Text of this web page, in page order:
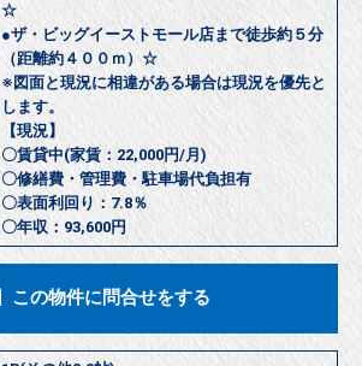
☆
●ザ・ビッグイーストモール店まで徒歩約５分
（距離約４００ｍ）☆
※図面と現況に相違がある場合は現況を優先と
します。
【現況】
〇賃貸中(家賃：22,000円/月)
〇修繕費・管理費・駐車場代負担有
〇表面利回り：7.8％
〇年収：93,600円
この物件に問合せをする